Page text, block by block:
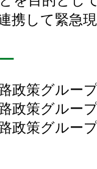
携して緊急
策グループ
策グループ
政策グルー